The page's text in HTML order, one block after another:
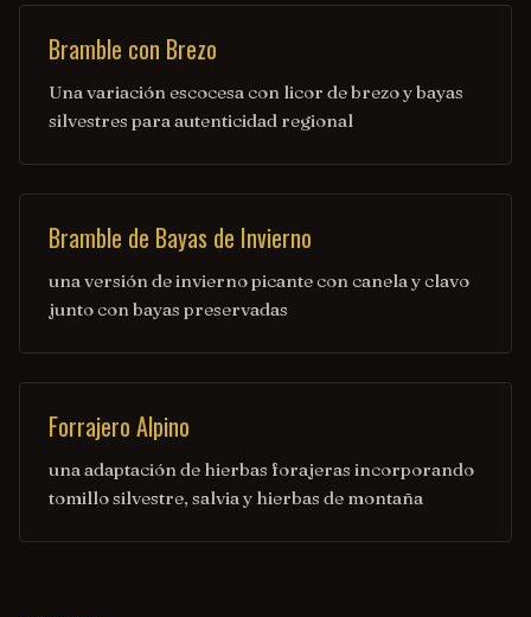
Bramble con Brezo
Una variación escocesa con licor de brezo y bayas
silvestres para autenticidad regional
Bramble de Bayas de Invierno
una versión de invierno picante con canela y clavo
junto con bayas preservadas
Forrajero Alpino
una adaptación de hierbas forajeras incorporando
tomillo silvestre, salvia y hierbas de montaña